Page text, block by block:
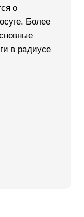
о
Более
в радиусе